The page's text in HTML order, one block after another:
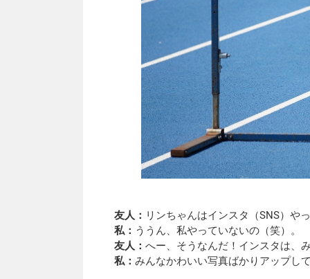
友人： リンちゃんはインスタ（SNS）や
私： ううん、私やっていないの（笑）。
友人： へー、そうなんだ！インスタは、
私： みんなかわいい写真ばかりアップし